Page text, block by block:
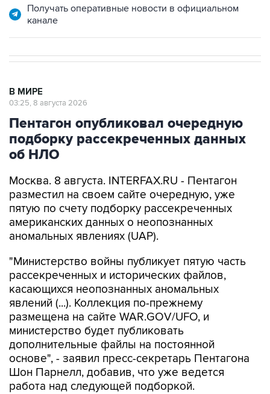
Получать оперативные новости в официальном
канале
В МИРЕ
03:25, 8 августа 2026
Пентагон опубликовал очередную
подборку рассекреченных данных
об НЛО
Москва. 8 августа. INTERFAX.RU - Пентагон
разместил на своем сайте очередную, уже
пятую по счету подборку рассекреченных
американских данных о неопознанных
аномальных явлениях (UAP).
"Министерство войны публикует пятую часть
рассекреченных и исторических файлов,
касающихся неопознанных аномальных
явлений (...). Коллекция по-прежнему
размещена на сайте WAR.GOV/UFO, и
министерство будет публиковать
дополнительные файлы на постоянной
основе", - заявил пресс-секретарь Пентагона
Шон Парнелл, добавив, что уже ведется
работа над следующей подборкой.